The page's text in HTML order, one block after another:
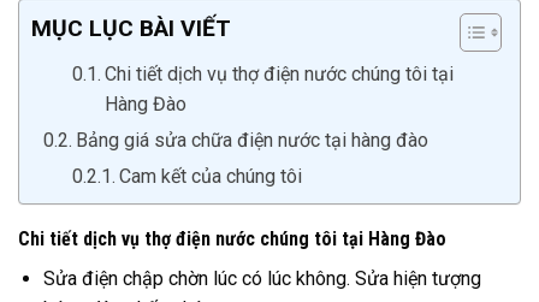
MỤC LỤC BÀI VIẾT
Chi tiết dịch vụ thợ điện nước chúng tôi tại
Hàng Đào
Bảng giá sửa chữa điện nước tại hàng đào
Cam kết của chúng tôi
Chi tiết dịch vụ thợ điện nước chúng tôi tại Hàng Đào
Sửa điện chập chờn lúc có lúc không. Sửa hiện tượng